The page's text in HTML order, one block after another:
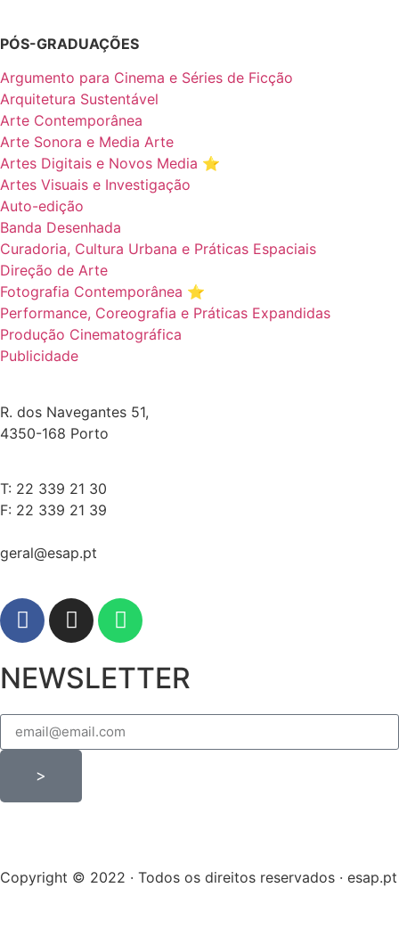
PÓS-GRADUAÇÕES
Argumento para Cinema e Séries de Ficção
Arquitetura Sustentável
Arte Contemporânea
Arte Sonora e Media Arte
Artes Digitais e Novos Media ⭐️
Artes Visuais e Investigação
Auto-edição
Banda Desenhada
Curadoria, Cultura Urbana e Práticas Espaciais
Direção de Arte
Fotografia Contemporânea ⭐️
Performance, Coreografia e Práticas Expandidas
Produção Cinematográfica
Publicidade
R. dos Navegantes 51,
4350-168 Porto
T: 22 339 21 30
F: 22 339 21 39
geral@esap.pt
NEWSLETTER
>
Copyright © 2022 · Todos os direitos reservados · esap.pt